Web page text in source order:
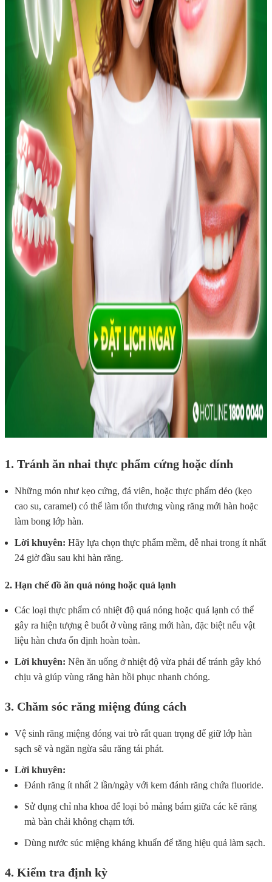
1. Tránh ăn nhai thực phẩm cứng hoặc dính
Những món như kẹo cứng, đá viên, hoặc thực phẩm dẻo (kẹo
cao su, caramel) có thể làm tổn thương vùng răng mới hàn hoặc
làm bong lớp hàn.
Lời khuyên: Hãy lựa chọn thực phẩm mềm, dễ nhai trong ít nhất
24 giờ đầu sau khi hàn răng.
2. Hạn chế đồ ăn quá nóng hoặc quá lạnh
Các loại thực phẩm có nhiệt độ quá nóng hoặc quá lạnh có thể
gây ra hiện tượng ê buốt ở vùng răng mới hàn, đặc biệt nếu vật
liệu hàn chưa ổn định hoàn toàn.
Lời khuyên: Nên ăn uống ở nhiệt độ vừa phải để tránh gây khó
chịu và giúp vùng răng hàn hồi phục nhanh chóng.
3. Chăm sóc răng miệng đúng cách
Vệ sinh răng miệng đóng vai trò rất quan trọng để giữ lớp hàn
sạch sẽ và ngăn ngừa sâu răng tái phát.
Lời khuyên:
Đánh răng ít nhất 2 lần/ngày với kem đánh răng chứa fluoride.
Sử dụng chỉ nha khoa để loại bỏ mảng bám giữa các kẽ răng
mà bàn chải không chạm tới.
Dùng nước súc miệng kháng khuẩn để tăng hiệu quả làm sạch.
4. Kiểm tra định kỳ